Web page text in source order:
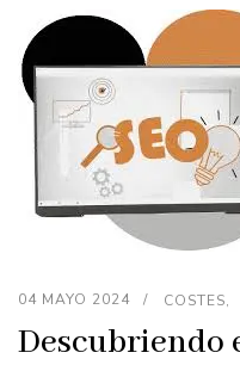
04 MAYO 2024 COSTES
Descubriendo